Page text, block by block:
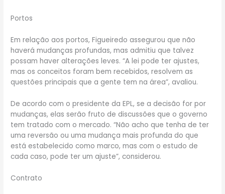
Portos
Em relação aos portos, Figueiredo assegurou que não
haverá mudanças profundas, mas admitiu que talvez
possam haver alterações leves. “A lei pode ter ajustes,
mas os conceitos foram bem recebidos, resolvem as
questões principais que a gente tem na área”, avaliou.
De acordo com o presidente da EPL, se a decisão for por
mudanças, elas serão fruto de discussões que o governo
tem tratado com o mercado. “Não acho que tenha de ter
uma reversão ou uma mudança mais profunda do que
está estabelecido como marco, mas com o estudo de
cada caso, pode ter um ajuste”, considerou.
Contrato